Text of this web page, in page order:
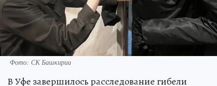
Фото: СК Башкирии
В Уфе завершилось расследование гибели